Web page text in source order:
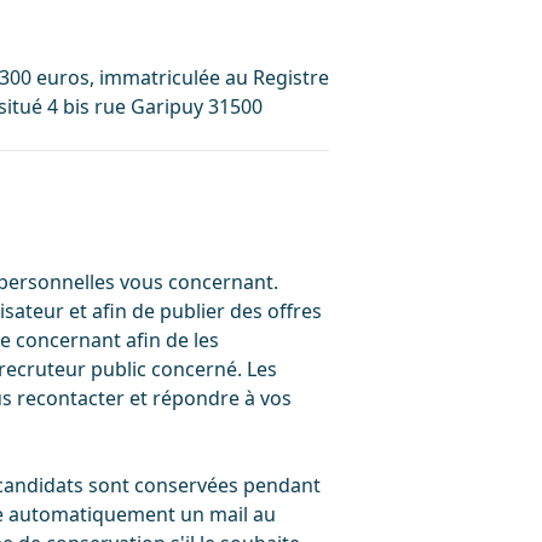
euros, immatriculée au Registre
4 bis rue Garipuy 31500
vous concernant.
et afin de publier des offres
concernant afin de les
public concerné. Les
recontacter et répondre à vos
sont conservées pendant
automatiquement un mail au